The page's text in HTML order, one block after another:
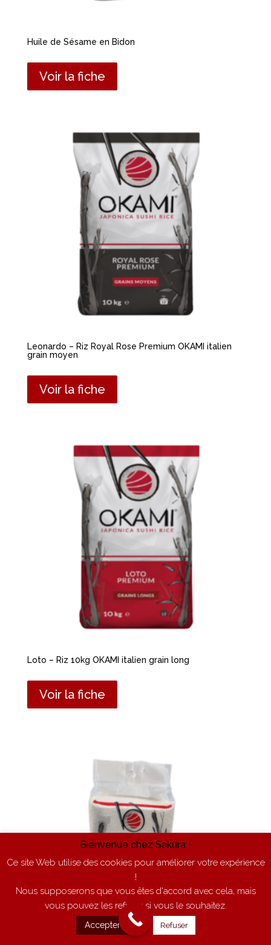
Huile de Sésame en Bidon
Voir la fiche
Leonardo – Riz Royal Rose Premium OKAMI italien
grain moyen
Voir la fiche
Loto – Riz 10kg OKAMI italien grain long
Voir la fiche
Bienvenue chez Sakura !
Ce site Web utilise des cookies pour améliorer votre expérience
!
Nous supposerons que vous êtes d'accord avec cela, mais
vous pouvez les refuser si vous le souhaitez.
Accepter Refuser